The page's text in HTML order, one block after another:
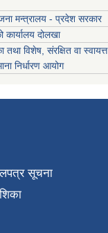
मन्त्रालय - प्रदेश सरकार
कार्यालय दोलखा
तथा विशेष, संरक्षित वा स्वायत्त
निर्धारण आयोग
सूचना